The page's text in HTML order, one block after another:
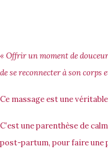
« Offrir un moment de
de se reconnecter à son corps
Ce massage est une
C’est une parenthèse de
post-partum, pour faire une